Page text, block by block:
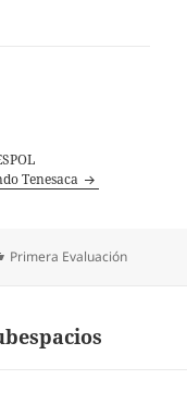
Tenesaca
Categorías
Primera Evaluación